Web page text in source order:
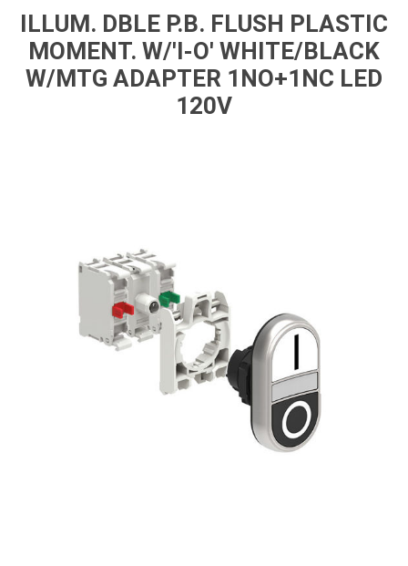
ILLUM. DBLE P.B. FLUSH PLASTIC
MOMENT. W/'I-O' WHITE/BLACK
W/MTG ADAPTER 1NO+1NC LED
120V